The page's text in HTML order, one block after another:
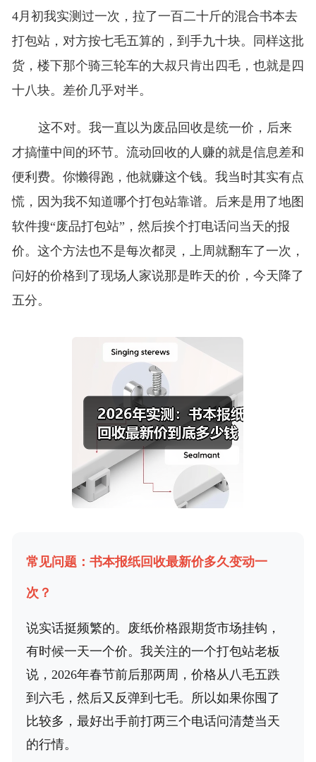
4月初我实测过一次，拉了一百二十斤的混合书本去
打包站，对方按七毛五算的，到手九十块。同样这批
货，楼下那个骑三轮车的大叔只肯出四毛，也就是四
十八块。差价几乎对半。
这不对。我一直以为废品回收是统一价，后来
才搞懂中间的环节。流动回收的人赚的就是信息差和
便利费。你懒得跑，他就赚这个钱。我当时其实有点
慌，因为我不知道哪个打包站靠谱。后来是用了地图
软件搜“废品打包站”，然后挨个打电话问当天的报
价。这个方法也不是每次都灵，上周就翻车了一次，
问好的价格到了现场人家说那是昨天的价，今天降了
五分。
常见问题：书本报纸回收最新价多久变动一
次？
说实话挺频繁的。废纸价格跟期货市场挂钩，
有时候一天一个价。我关注的一个打包站老板
说，2026年春节前后那两周，价格从八毛五跌
到六毛，然后又反弹到七毛。所以如果你囤了
比较多，最好出手前打两三个电话问清楚当天
的行情。